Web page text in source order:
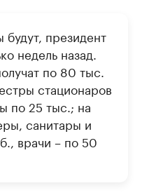
президент
недель назад.
по 80 тыс.
стационаров
по 25 тыс.; на
санитары и
врачи – по 50